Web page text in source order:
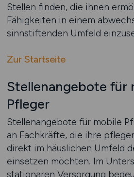
Stellen finden, die ihnen
Fähigkeiten in einem
sinnstiftenden Umfeld
Zur Startseite
Stellenangebote für
Pfleger
Stellenangebote für mobile
an Fachkräfte, die ihre
direkt im häuslichen Umfeld
einsetzen möchten. Im
stationären Versorgung